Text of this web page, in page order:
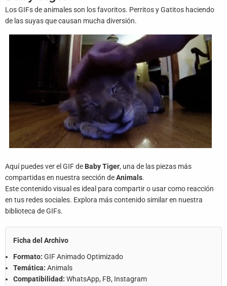
Archivo
De
Terminos
Condiciones
Política
Cookies
Política
De
Privacidad
Contáctanos
Los GIFs de animales son los favoritos. Perritos y Gatitos haciendo
de las suyas que causan mucha diversión.
Aquí puedes ver el GIF de Baby Tiger, una de las piezas más
compartidas en nuestra sección deAnimals.
Este contenido visual es ideal para compartir o usar como reacción
en tus redes sociales. Explora más contenido similar en nuestra
biblioteca de GIFs.
Ficha del Archivo
Formato: GIF Animado Optimizado
Temática: Animals
Compatibilidad: WhatsApp, FB, Instagram